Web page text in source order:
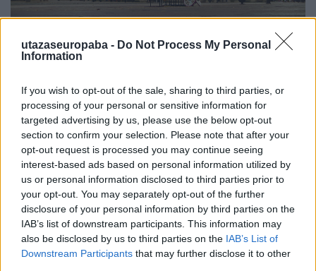
utazaseuropaba - Do Not Process My Personal
Information
If you wish to opt-out of the sale, sharing to third parties, or
processing of your personal or sensitive information for
targeted advertising by us, please use the below opt-out
section to confirm your selection. Please note that after your
opt-out request is processed you may continue seeing
interest-based ads based on personal information utilized by
us or personal information disclosed to third parties prior to
your opt-out. You may separately opt-out of the further
disclosure of your personal information by third parties on the
IAB’s list of downstream participants. This information may
also be disclosed by us to third parties on the IAB’s List of
Downstream Participants that may further disclose it to other
Kassa fő látványossága kétségtelenül a gótikus Szent
Erzsébet-dóm a Rákóczi-kriptával, aminek ablakait
kidolgozottságukba. Most visszaidézve ezeket az
emlékeket úgy tűnik, mintha rengeteg időt töltöttem
volna el, pedig max. 2 órát fordítottam a városra.
Szuper, mert így elértem az idő lassulását! Az eddigi
elmélethez hozzátartozik még az, hogy egy adott
időegységet valójában mindig az addig megélt
időtartam arányában érzékelünk, vagyis egy év egy
kétévesnél az addig leélt életének a fele, így extrém
hosszúságú időnek tűnhet neki. De egy
hatvanévesnek szinte pár pillanat alatt elmúlik egy
év, ha nem tölti ki a rutintól eltérő történésekkel,
pedig mennyire hajlamosak konzervatívan élni?!